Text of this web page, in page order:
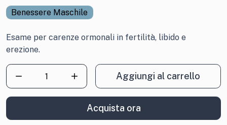
Benessere Maschile
Esame per carenze ormonali in fertilità, libido e
erezione.
Check
Up
Ormoni
quantità
Aggiungi al carrello
Acquista ora